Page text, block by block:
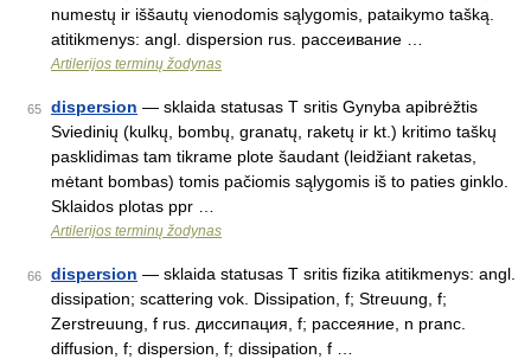
numestų ir iššautų vienodomis sąlygomis, pataikymo tašką.
atitikmenys: angl. dispersion rus. рассеивание …
Artilerijos terminų žodynas
65 dispersion — sklaida statusas T sritis Gynyba apibrėžtis
Sviedinių (kulkų, bombų, granatų, raketų ir kt.) kritimo taškų
pasklidimas tam tikrame plote šaudant (leidžiant raketas,
mėtant bombas) tomis pačiomis sąlygomis iš to paties ginklo.
Sklaidos plotas ppr …
Artilerijos terminų žodynas
66 dispersion — sklaida statusas T sritis fizika atitikmenys: angl.
dissipation; scattering vok. Dissipation, f; Streuung, f;
Zerstreuung, f rus. диссипация, f; рассеяние, n pranc.
diffusion, f; dispersion, f; dissipation, f …